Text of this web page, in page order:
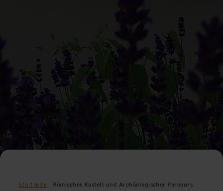
Startseite Römisches Kastell und Archäologischer Parcours